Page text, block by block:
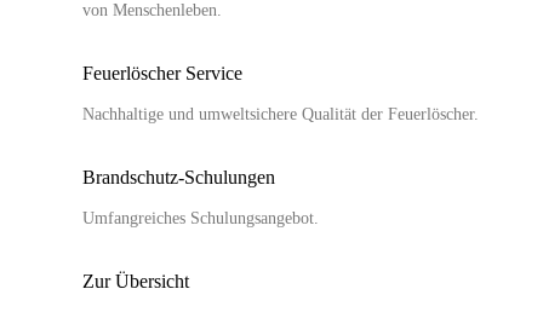
von Menschenleben.
Feuerlöscher Service
Nachhaltige und umweltsichere Qualität der Feuerlöscher.
Brandschutz-Schulungen
Umfangreiches Schulungsangebot.
Zur Übersicht